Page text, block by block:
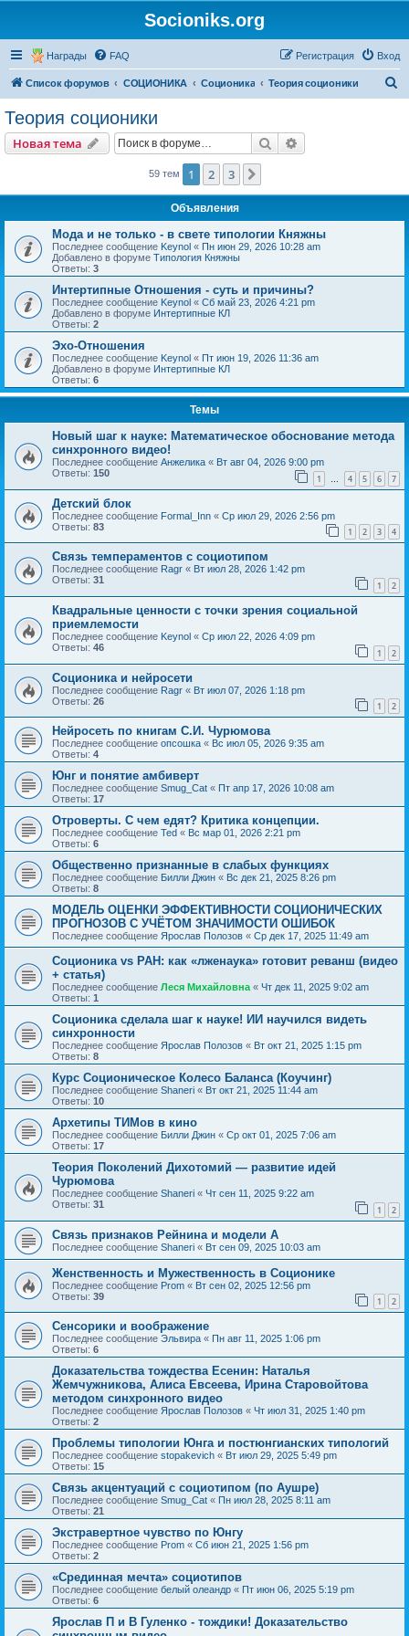
Socioniks.org
Награды FAQ Вход
Регистрация
Список форумов СОЦИОНИКА Соционика Теория соционики
Теория соционики
Новая тема Поиск
59 тем 1 2 3
Объявления
Мода и не только - в свете типологии Княжны
Последнее сообщение Keynol « Пн июн 29, 2026 10:28 am
Добавлено в форуме Типология Княжны
Ответы: 3
Интертипные Отношения - суть и причины?
Последнее сообщение Keynol « Сб май 23, 2026 4:21 pm
Добавлено в форуме Интертипные КЛ
Ответы: 2
Эхо-Отношения
Последнее сообщение Keynol « Пт июн 19, 2026 11:36 am
Добавлено в форуме Интертипные КЛ
Ответы: 6
Темы
Новый шаг к науке: Математическое обоснование метода
синхронного видео!
Последнее сообщение Анжелика « Вт авг 04, 2026 9:00 pm
Ответы: 150 1 … 4 5 6 7
Детский блок
Последнее сообщение Formal_Inn « Ср июл 29, 2026 2:56 pm
Ответы: 83 1 2 3 4
Связь темпераментов с социотипом
Последнее сообщение Ragr « Вт июл 28, 2026 1:42 pm
Ответы: 31 1 2
Квадральные ценности с точки зрения социальной
приемлемости
Последнее сообщение Keynol « Ср июл 22, 2026 4:09 pm
Ответы: 46 1 2
Соционика и нейросети
Последнее сообщение Ragr « Вт июл 07, 2026 1:18 pm
Ответы: 26 1 2
Нейросеть по книгам С.И. Чурюмова
Последнее сообщение опсошка « Вс июл 05, 2026 9:35 am
Ответы: 4
Юнг и понятие амбиверт
Последнее сообщение Smug_Cat « Пт апр 17, 2026 10:08 am
Ответы: 17
Отроверты. С чем едят? Критика концепции.
Последнее сообщение Ted « Вс мар 01, 2026 2:21 pm
Ответы: 6
Общественно признанные в слабых функциях
Последнее сообщение Билли Джин « Вс дек 21, 2025 8:26 pm
Ответы: 8
МОДЕЛЬ ОЦЕНКИ ЭФФЕКТИВНОСТИ СОЦИОНИЧЕСКИХ
ПРОГНОЗОВ С УЧЁТОМ ЗНАЧИМОСТИ ОШИБОК
Последнее сообщение Ярослав Полозов « Ср дек 17, 2025 11:49 am
Соционика vs РАН: как «лженаука» готовит реванш (видео
+ статья)
Последнее сообщение Леся Михайловна « Чт дек 11, 2025 9:02 am
Ответы: 1
Соционика сделала шаг к науке! ИИ научился видеть
синхронности
Последнее сообщение Ярослав Полозов « Вт окт 21, 2025 1:15 pm
Ответы: 8
Курс Соционическое Колесо Баланса (Коучинг)
Последнее сообщение Shaneri « Вт окт 21, 2025 11:44 am
Ответы: 10
Архетипы ТИМов в кино
Последнее сообщение Билли Джин « Ср окт 01, 2025 7:06 am
Ответы: 17
Теория Поколений Дихотомий — развитие идей
Чурюмова
Последнее сообщение Shaneri « Чт сен 11, 2025 9:22 am
Ответы: 31 1 2
Связь признаков Рейнина и модели А
Последнее сообщение Shaneri « Вт сен 09, 2025 10:03 am
Женственность и Мужественность в Соционике
Последнее сообщение Prom « Вт сен 02, 2025 12:56 pm
Ответы: 39 1 2
Сенсорики и воображение
Последнее сообщение Эльвира « Пн авг 11, 2025 1:06 pm
Ответы: 6
Доказательства тождества Есенин: Наталья
Жемчужникова, Алиса Евсеева, Ирина Старовойтова
методом синхронного видео
Последнее сообщение Ярослав Полозов « Чт июл 31, 2025 1:40 pm
Ответы: 2
Проблемы типологии Юнга и постюнгианских типологий
Последнее сообщение stopakevich « Вт июл 29, 2025 5:49 pm
Ответы: 15
Связь акцентуаций с социотипом (по Аушре)
Последнее сообщение Smug_Cat « Пн июл 28, 2025 8:11 am
Ответы: 21
Экстравертное чувство по Юнгу
Последнее сообщение Prom « Сб июн 21, 2025 1:56 pm
Ответы: 2
«Срединная мечта» социотипов
Последнее сообщение белый олеандр « Пт июн 06, 2025 5:19 pm
Ответы: 6
Ярослав П и В Гуленко - тождики! Доказательство